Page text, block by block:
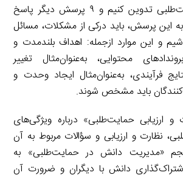
یک استراتژی حمایت‌طلبی تدوین کنیم و ۹ پرسش دیگر پاسخ
این پرسش، باید درکی از مشکلات، مسائل
و این موارد ازجمله: اهداف بلندمدت و
محتوایی، به‌عنوان‌مثال تغییر
فرآیندی، به‌عنوان‌مثال ایجاد وحدت و
باید مشخص شوند.
ارزیابی حمایت‌طلبی» درباره ویژگی‌های
نظارت و ارزیابی و سؤالات مربوط به آن
«مدیریت دانش در حمایت‌طلبی» به
دانش با دیگران و ضرورت آن